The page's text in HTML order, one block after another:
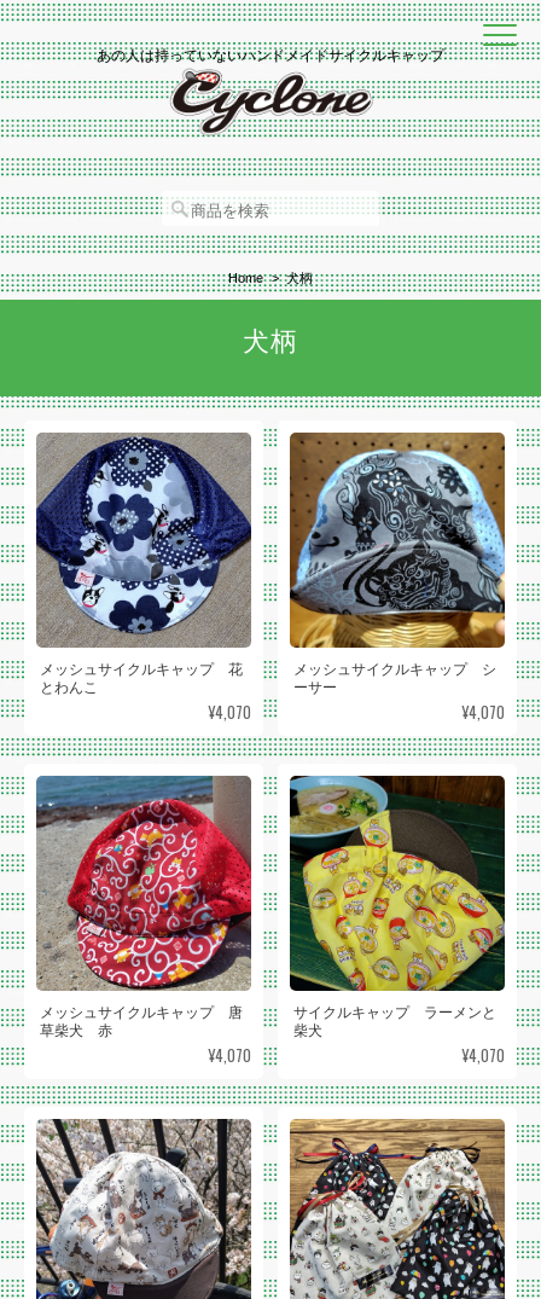
あの人は持っていないハンドメイドサイクルキャップ
Home 犬柄
犬柄
メッシュサイクルキャップ 花
とわんこ
¥4,070
メッシュサイクルキャップ シ
ーサー
¥4,070
メッシュサイクルキャップ 唐
草柴犬 赤
¥4,070
サイクルキャップ ラーメンと
柴犬
¥4,070